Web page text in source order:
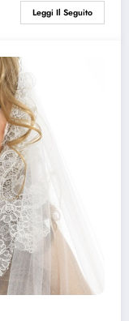
Leggi Il Seguito